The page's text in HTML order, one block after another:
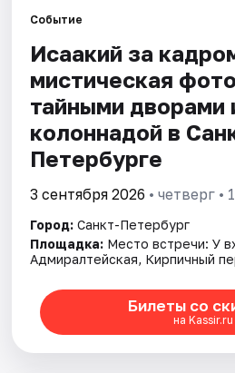
Города
Площадки
Артисты
Рейтинги
Событие
Исаакий за
мистическая
тайными дворами
колоннадой в
Петербурге
3 сентября 2026 • четверг •
Город: Санкт-Петербург
Площадка: Место встречи: У
Адмиралтейская, Кирпичный
Билеты со
на Kassir.ru